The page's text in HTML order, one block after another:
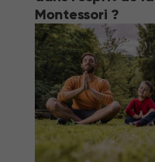
Montessori ?